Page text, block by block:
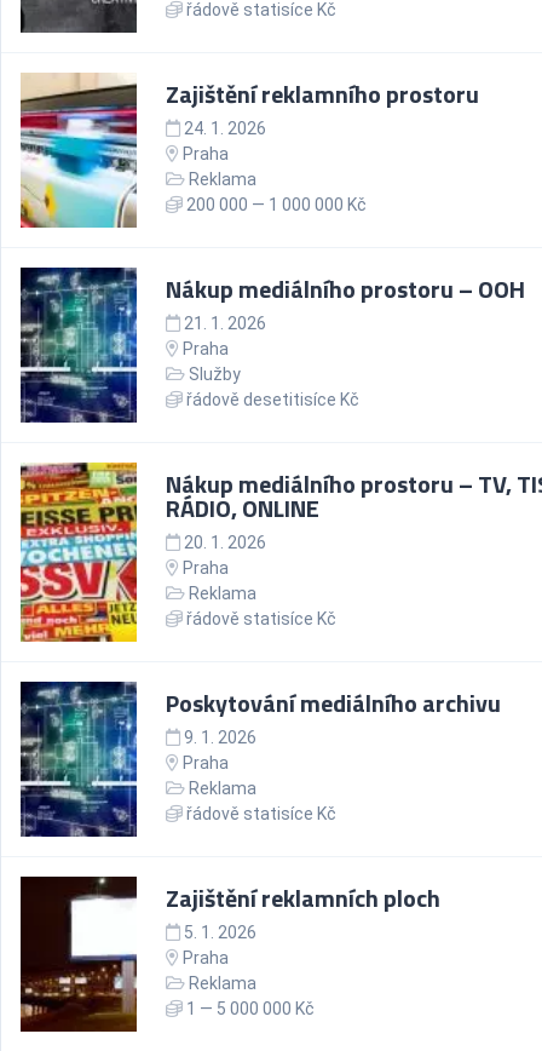
řádově statisíce Kč
Zajištění reklamního prostoru
24. 1. 2026
Praha
Reklama
200 000 — 1 000 000 Kč
Nákup mediálního prostoru – OOH
21. 1. 2026
Praha
Služby
řádově desetitisíce Kč
Nákup mediálního prostoru – TV,
RÁDIO, ONLINE
20. 1. 2026
Praha
Reklama
řádově statisíce Kč
Poskytování mediálního archivu
9. 1. 2026
Praha
Reklama
řádově statisíce Kč
Zajištění reklamních ploch
5. 1. 2026
Praha
Reklama
1 — 5 000 000 Kč